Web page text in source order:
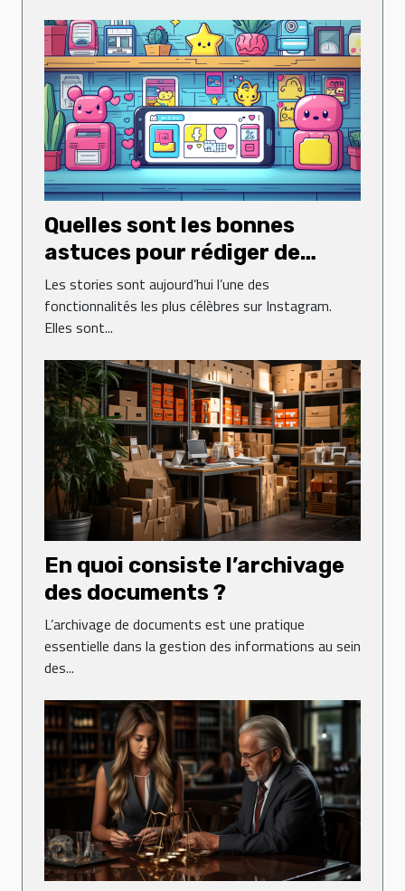
Quelles sont les bonnes
astuces pour rédiger de
jolies stories sur Instagram ?
Les stories sont aujourd’hui l’une des
fonctionnalités les plus célèbres sur Instagram.
Elles sont...
En quoi consiste l’archivage
des documents ?
L’archivage de documents est une pratique
essentielle dans la gestion des informations au sein
des...